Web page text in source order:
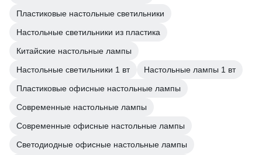
Пластиковые настольные светильники
Настольные светильники из пластика
Китайские настольные лампы
Настольные светильники 1 вт
Настольные лампы 1 вт
Пластиковые офисные настольные лампы
Современные настольные лампы
Современные офисные настольные лампы
Светодиодные офисные настольные лампы